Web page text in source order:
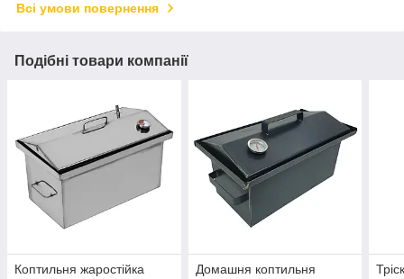
Всі умови повернення
Подібні товари компанії
Коптильня жаростійка
Домашня коптильня